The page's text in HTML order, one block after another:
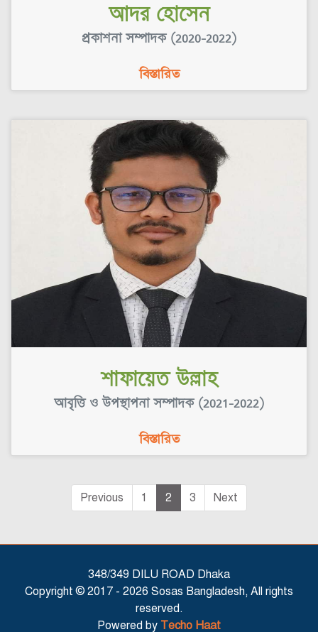
আদর হোসেন
প্রকাশনা সম্পাদক (2020-2022)
বিস্তারিত
শাফায়েত উল্লাহ
আবৃত্তি ও উপস্থাপনা সম্পাদক (2021-2022)
বিস্তারিত
Previous 1 2 3 Next
348/349 DILU ROAD Dhaka
Copyright © 2017 - 2026 Sosas Bangladesh, All rights
reserved.
Powered by Techo Haat